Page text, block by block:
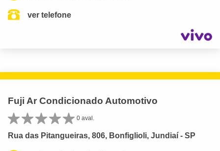
ver telefone
Fuji Ar Condicionado Automotivo
0 aval.
Rua das Pitangueiras, 806, Bonfiglioli, Jundiaí - SP